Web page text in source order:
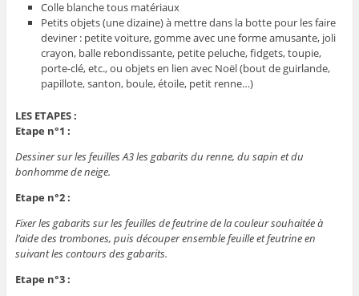
Colle blanche tous matériaux
Petits objets (une dizaine) à mettre dans la botte pour les faire
deviner : petite voiture, gomme avec une forme amusante, joli
crayon, balle rebondissante, petite peluche, fidgets, toupie,
porte-clé, etc., ou objets en lien avec Noël (bout de guirlande,
papillote, santon, boule, étoile, petit renne…)
LES ETAPES :
Etape n°1 :
Dessiner sur les feuilles A3 les gabarits du renne, du sapin et du
bonhomme de neige.
Etape n°2 :
Fixer les gabarits sur les feuilles de feutrine de la couleur souhaitée à
l’aide des trombones, puis découper ensemble feuille et feutrine en
suivant les contours des gabarits.
Etape n°3 :